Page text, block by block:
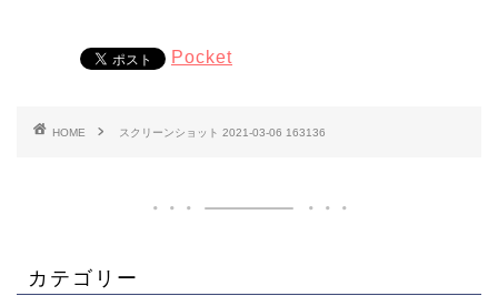
Pocket
HOME スクリーンショット 2021-03-06 163136
カテゴリー